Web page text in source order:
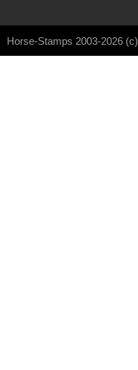
Horse-Stamps 2003-2026 (c)